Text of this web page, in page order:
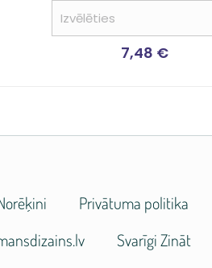
7,48 €
Privātuma politika
Svarīgi Zināt